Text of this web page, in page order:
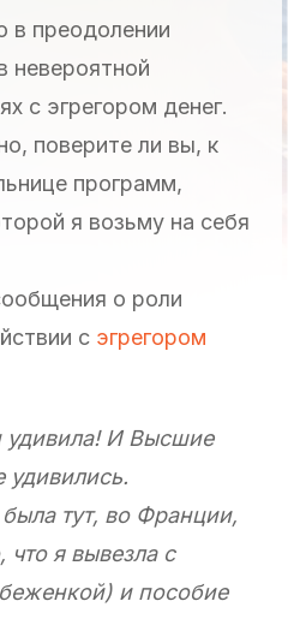
в преодолении
невероятной
с эгрегором денег.
поверите ли вы, к
программ,
я возьму на себя
о роли
с эгрегором
удивила! И Высшие
удивились.
тут, во Франции,
что я вывезла с
и пособие